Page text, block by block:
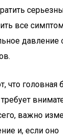
все
что головная
важно
и, если оно